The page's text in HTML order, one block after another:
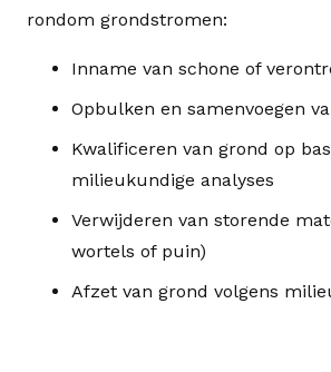
rondom grondstromen:
Inname van schone of
Opbulken en samenvoegen
Kwalificeren van grond op
milieukundige analyses
Verwijderen van storende
wortels of puin)
Afzet van grond volgens